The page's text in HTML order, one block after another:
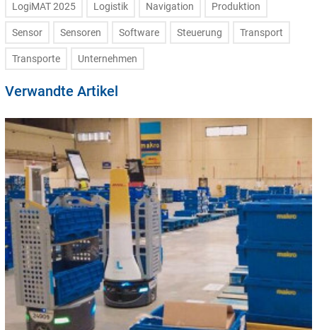
LogiMAT 2025 Logistik Navigation Produktion
Sensor Sensoren Software Steuerung Transport
Transporte Unternehmen
Verwandte Artikel